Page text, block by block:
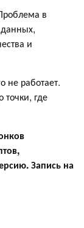
в
и
не работает.
где
Запись на